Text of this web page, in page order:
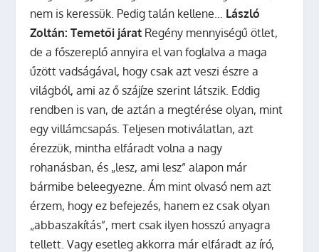
nem is keressük. Pedig talán kellene… László
Zoltán: Temetői járat Regény mennyiségű ötlet,
de a főszereplő annyira el van foglalva a maga
űzött vadságával, hogy csak azt veszi észre a
világból, ami az ő szájíze szerint látszik. Eddig
rendben is van, de aztán a megtérése olyan, mint
egy villámcsapás. Teljesen motiválatlan, azt
érezzük, mintha elfáradt volna a nagy
rohanásban, és „lesz, ami lesz” alapon már
bármibe beleegyezne. Ám mint olvasó nem azt
érzem, hogy ez befejezés, hanem ez csak olyan
„abbaszakítás”, mert csak ilyen hosszú anyagra
tellett. Vagy esetleg akkorra már elfáradt az író,